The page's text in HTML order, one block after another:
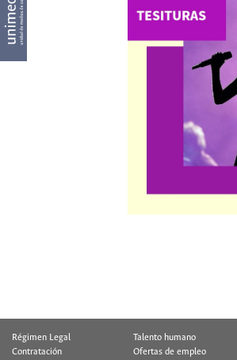
Régimen Legal
Talento humano
Contratación
Ofertas de empleo